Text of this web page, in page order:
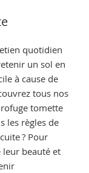
quotidien
un sol en
à cause de
tous nos
tomette
les règles de
? Pour
beauté et